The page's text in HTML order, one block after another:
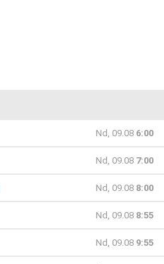
Nd, 09.08 6:00
Nd, 09.08 7:00
Nd, 09.08 8:00
Nd, 09.08 8:55
Nd, 09.08 9:55